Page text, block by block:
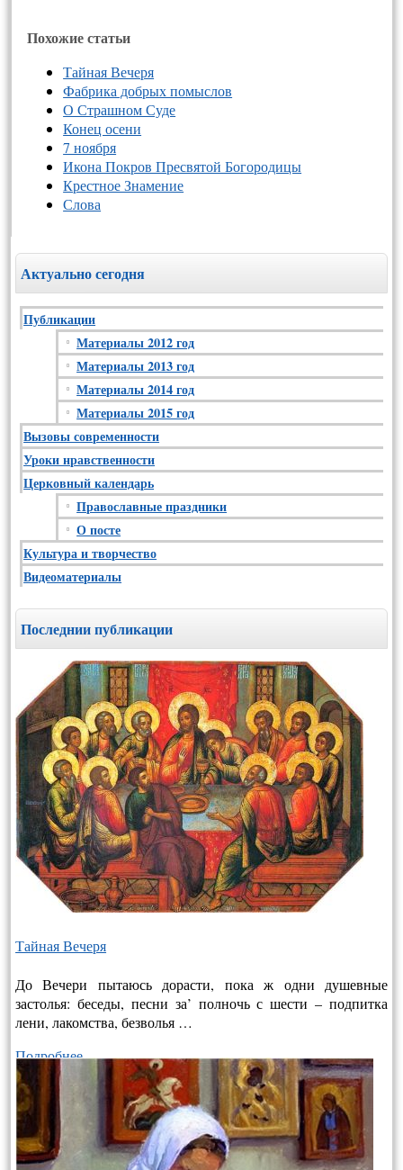
Похожие статьи
Тайная Вечеря
Фабрика добрых помыслов
О Страшном Суде
Конец осени
7 ноября
Икона Покров Пресвятой Богородицы
Крестное Знамение
Слова
Актуально сегодня
Публикации
Материалы 2012 год
Материалы 2013 год
Материалы 2014 год
Материалы 2015 год
Вызовы современности
Уроки нравственности
Церковный календарь
Православные праздники
О посте
Культура и творчество
Видеоматериалы
Последнии публикации
Тайная Вечеря
До Вечери пытаюсь дорасти, пока ж одни душевные
застолья: беседы, песни за’ полночь с шести – подпитка
лени, лакомства, безволья …
Подробнее…